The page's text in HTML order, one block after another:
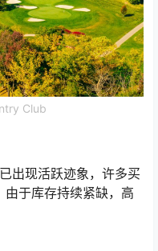
Club
出现活跃迹象，许多买
于库存持续紧缺，高